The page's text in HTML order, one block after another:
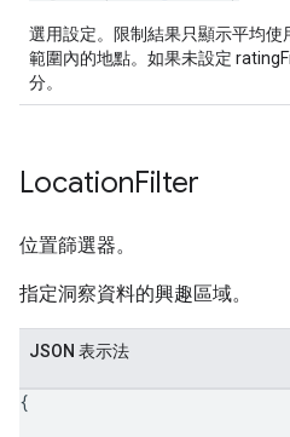
選用設定。限制結果只顯示平均
範圍內的地點。如果未設定
分。
LocationFilter
位置篩選器。
指定洞察資料的興趣區域。
JSON 表示法
{